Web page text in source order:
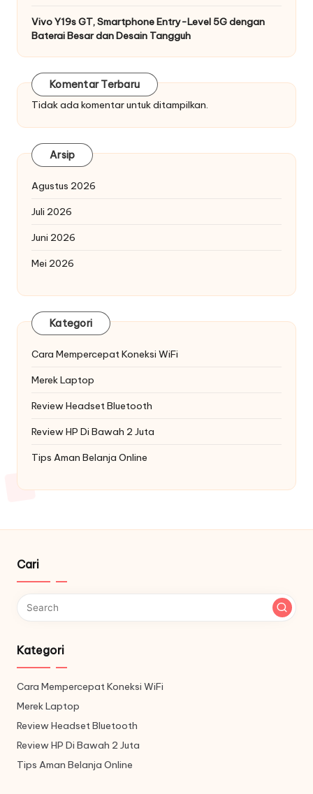
Vivo Y19s GT, Smartphone Entry-Level 5G dengan
Baterai Besar dan Desain Tangguh
Komentar Terbaru
Tidak ada komentar untuk ditampilkan.
Arsip
Agustus 2026
Juli 2026
Juni 2026
Mei 2026
Kategori
Cara Mempercepat Koneksi WiFi
Merek Laptop
Review Headset Bluetooth
Review HP Di Bawah 2 Juta
Tips Aman Belanja Online
Cari
Kategori
Cara Mempercepat Koneksi WiFi
Merek Laptop
Review Headset Bluetooth
Review HP Di Bawah 2 Juta
Tips Aman Belanja Online